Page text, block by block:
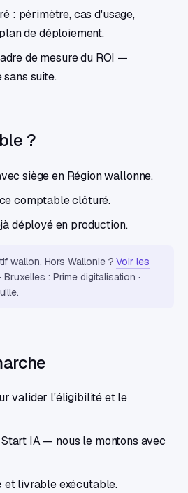
: périmètre, cas d'usage,
de déploiement.
de mesure du ROI —
suite.
?
siège en Région wallonne.
comptable clôturé.
déployé en production.
wallon. Hors Wallonie ?Voir les
: Prime digitalisation ·
valider l'éligibilité et le
Start IA — nous le montons avec
et livrable exécutable.